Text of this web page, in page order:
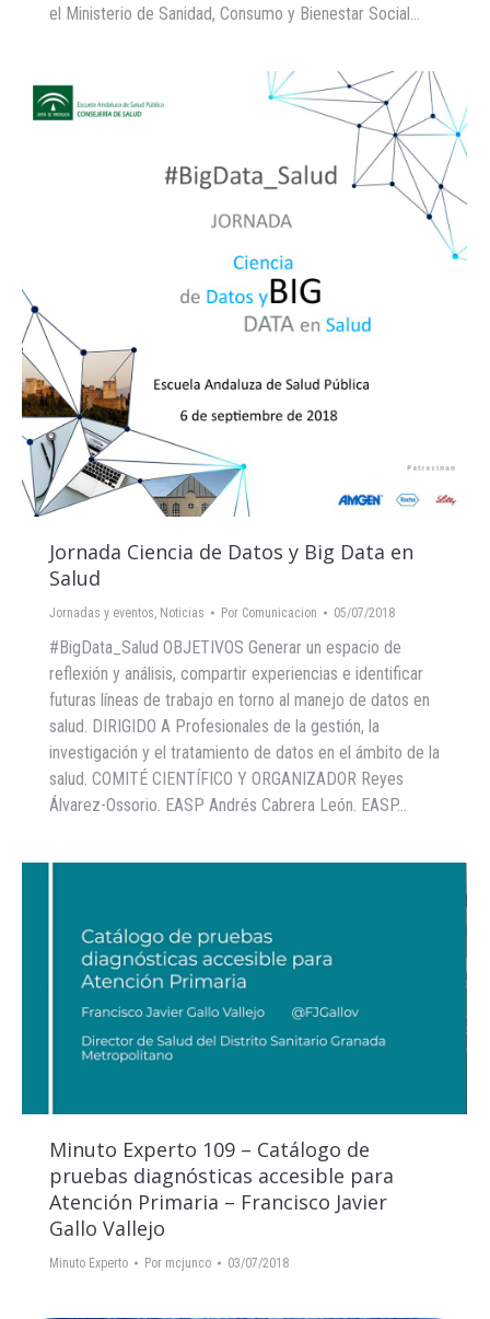
el Ministerio de Sanidad, Consumo y Bienestar Social…
Jornada Ciencia de Datos y Big Data en
Salud
Jornadas y eventos, Noticias Por Comunicacion 05/07/2018
#BigData_Salud OBJETIVOS Generar un espacio de
reflexión y análisis, compartir experiencias e identificar
futuras líneas de trabajo en torno al manejo de datos en
salud. DIRIGIDO A Profesionales de la gestión, la
investigación y el tratamiento de datos en el ámbito de la
salud. COMITÉ CIENTÍFICO Y ORGANIZADOR Reyes
Álvarez-Ossorio. EASP Andrés Cabrera León. EASP…
Minuto Experto 109 – Catálogo de
pruebas diagnósticas accesible para
Atención Primaria – Francisco Javier
Gallo Vallejo
Minuto Experto Por mcjunco 03/07/2018